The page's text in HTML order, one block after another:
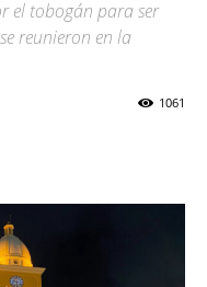
el tobogán para ser
reunieron en la
1061